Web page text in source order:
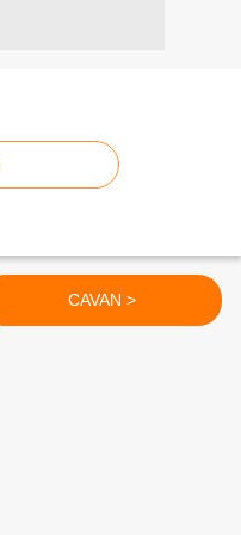
CAVAN >